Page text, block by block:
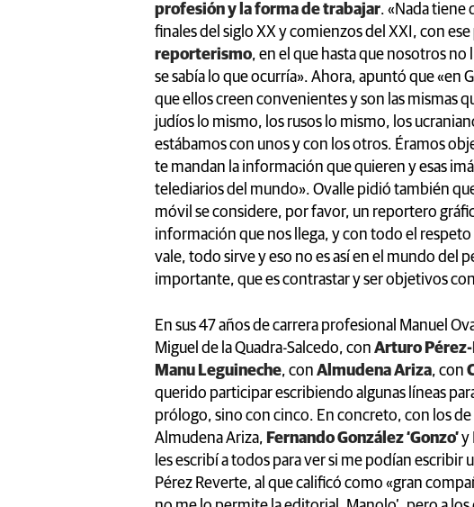
profesión y la forma de trabajar. «Nada tiene
finales del siglo XX y comienzos del XXI, con ese
reporterismo, en el que hasta que nosotros no
se sabía lo que ocurría». Ahora, apuntó que «en
que ellos creen convenientes y son las mismas
judíos lo mismo, los rusos lo mismo, los
estábamos con unos y con los otros. Éramos
te mandan la información que quieren y esas
telediarios del mundo». Ovalle pidió también
móvil se considere, por favor, un reportero
información que nos llega, y con todo el
vale, todo sirve y eso no es así en el mundo del
importante, que es contrastar y ser objetivos
En sus 47 años de carrera profesional Manuel
Miguel de la Quadra-Salcedo, con Arturo
Manu Leguineche, con Almudena Ariza, con
querido participar escribiendo algunas líneas
prólogo, sino con cinco. En concreto, con los
Almudena Ariza, Fernando González ‘Gonzo’y
les escribí a todos para ver si me podían
Pérez Reverte, al que calificó como «gran